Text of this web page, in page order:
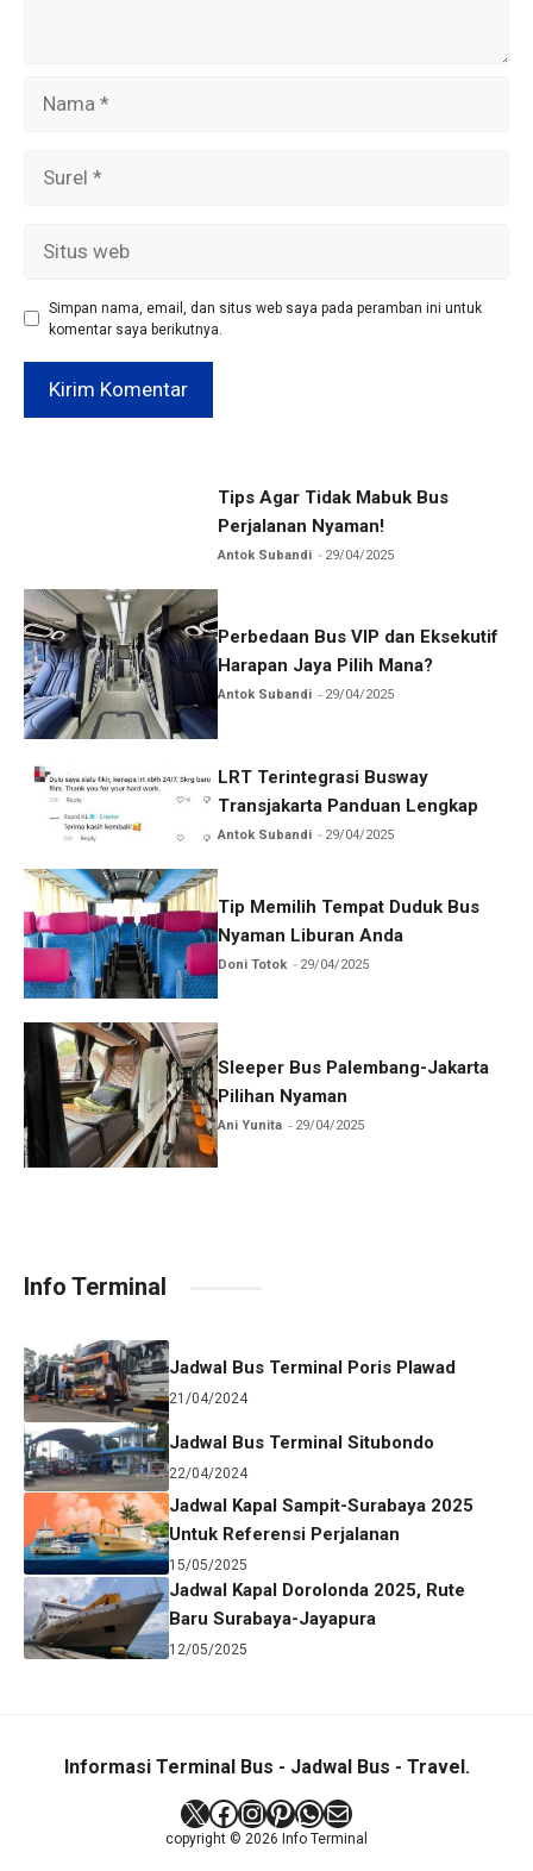
web
Simpan nama, email, dan situs web saya pada peramban ini untuk
komentar saya berikutnya.
Tips Agar Tidak Mabuk Bus
Perjalanan Nyaman!
Antok Subandi 29/04/2025
Perbedaan Bus VIP dan Eksekutif
Harapan Jaya Pilih Mana?
Antok Subandi 29/04/2025
LRT Terintegrasi Busway
Transjakarta Panduan Lengkap
Antok Subandi 29/04/2025
Tip Memilih Tempat Duduk Bus
Nyaman Liburan Anda
Doni Totok 29/04/2025
Sleeper Bus Palembang-Jakarta
Pilihan Nyaman
Ani Yunita 29/04/2025
Info Terminal
Jadwal Bus Terminal Poris Plawad
21/04/2024
Jadwal Bus Terminal Situbondo
22/04/2024
Jadwal Kapal Sampit-Surabaya 2025
Untuk Referensi Perjalanan
15/05/2025
Jadwal Kapal Dorolonda 2025, Rute
Baru Surabaya-Jayapura
12/05/2025
Informasi Terminal Bus - Jadwal Bus - Travel.
X Facebook
Instagram
Pinterest
WhatsApp
Mail
copyright © 2026 Info Terminal